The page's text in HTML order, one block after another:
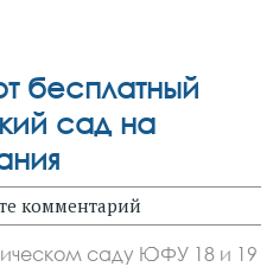
бесплатный
сад на
комментарий
саду ЮФУ 18 и 19